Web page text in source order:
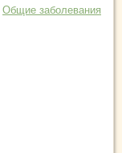
Общие заболевания